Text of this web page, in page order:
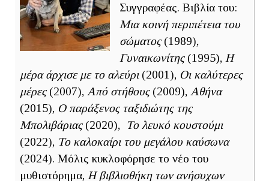
Συγγραφέας. Βιβλία του:
Μια κοινή περιπέτεια του
σώματος(1989),
Γυναικωνίτης(1995), Η
μέρα άρχισε με το αλεύρι(2001), Οι καλύτερες
μέρες(2007), Από στήθους(2009), Αθήνα
(2015), Ο παράξενος ταξιδιώτης της
Μπολιβάριας(2020),
Το λευκό κουστούμι
(2022), Το καλοκαίρι του μεγάλου καύσωνα
(2024). Μόλις κυκλοφόρησε το νέο του
μυθιστόρημα, Η βιβλιοθήκη των ανήσυχων